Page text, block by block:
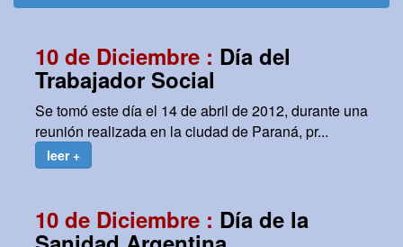
10 de Diciembre : Día del
Trabajador Social
Se tomó este día el 14 de abril de 2012, durante una
reunión realizada en la ciudad de Paraná, pr...
leer +
10 de Diciembre : Día de la